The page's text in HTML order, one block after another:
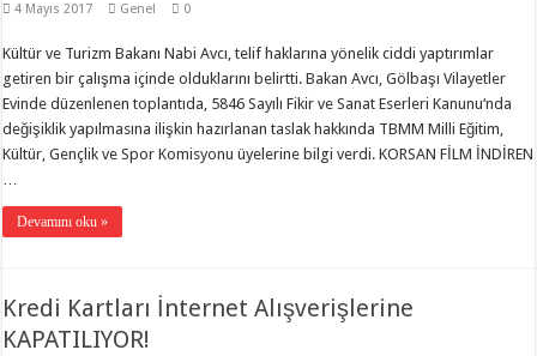
4 Mayıs 2017 Genel 0
Kültür ve Turizm Bakanı Nabi Avcı, telif haklarına yönelik ciddi yaptırımlar
getiren bir çalışma içinde olduklarını belirtti. Bakan Avcı, Gölbaşı Vilayetler
Evinde düzenlenen toplantıda, 5846 Sayılı Fikir ve Sanat Eserleri Kanunu‘nda
değişiklik yapılmasına ilişkin hazırlanan taslak hakkında TBMM Milli Eğitim,
Kültür, Gençlik ve Spor Komisyonu üyelerine bilgi verdi. KORSAN FİLM İNDİREN
…
Devamını oku »
Kredi Kartları İnternet Alışverişlerine
KAPATILIYOR!